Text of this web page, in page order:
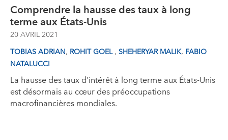
Comprendre la hausse des taux à long
terme aux États-Unis
20 AVRIL 2021
TOBIAS ADRIAN, ROHIT GOEL, SHEHERYAR MALIK, FABIO
NATALUCCI
La hausse des taux d’intérêt à long terme aux États-Unis
est désormais au cœur des préoccupations
macrofinancières mondiales.